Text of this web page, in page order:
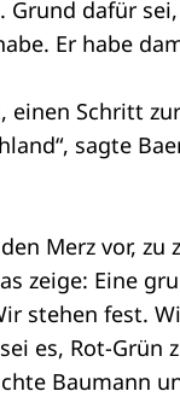
dafür
Er habe
einen Schritt
sagte
Merz vor, zu
zeige: Eine
stehen fest.
es, Rot-Grün
Baumann